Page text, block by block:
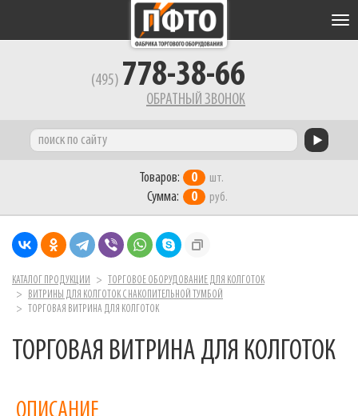
(495) 778-38-66
ОБРАТНЫЙ ЗВОНОК
Товаров: 0 шт.
Сумма: 0 руб.
КАТАЛОГ ПРОДУКЦИИ
ТОРГОВОЕ ОБОРУДОВАНИЕ ДЛЯ КОЛГОТОК
ВИТРИНЫ ДЛЯ КОЛГОТОК С НАКОПИТЕЛЬНОЙ ТУМБОЙ
ТОРГОВАЯ ВИТРИНА ДЛЯ КОЛГОТОК
ТОРГОВАЯ ВИТРИНА ДЛЯ КОЛГОТОК